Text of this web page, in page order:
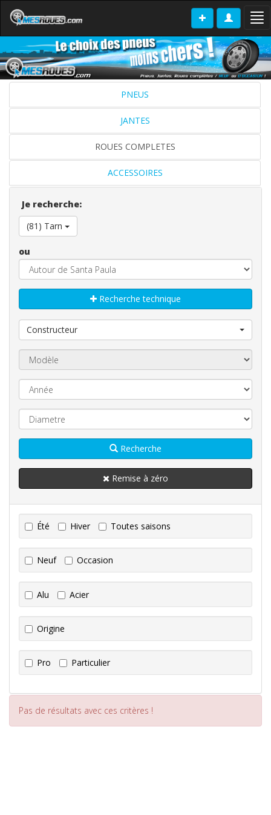
PNEUS
JANTES
ROUES COMPLETES
ACCESSOIRES
Je recherche:
(81) Tarn
ou
Recherche technique
Constructeur
Recherche
Remise à zéro
Été Hiver Toutes saisons
Neuf Occasion
Alu Acier
Origine
Pro Particulier
Pas de résultats avec ces critères !